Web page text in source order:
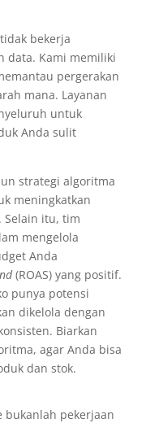
bekerja
data. Kami memiliki
pergerakan
mana. Layanan
untuk
Anda sulit
strategi algoritma
meningkatkan
itu, tim
mengelola
Anda
(ROAS) yang positif.
punya potensi
dikelola dengan
Biarkan
agar Anda bisa
dan stok.
bukanlah pekerjaan